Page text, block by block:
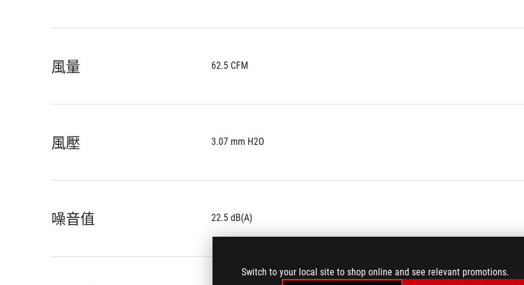
Switch to your local site to shop online and see relevant promotions.
風量 62.5 CFM
風壓 3.07 mm H2O
噪音值 22.5 dB(A)